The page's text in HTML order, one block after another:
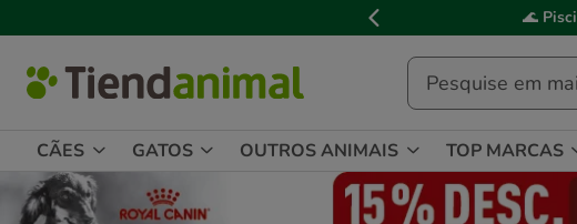
de
mensagem,
Click&Collect
CÃES GATOS OUTROS ANIMAIS TOP MARCAS